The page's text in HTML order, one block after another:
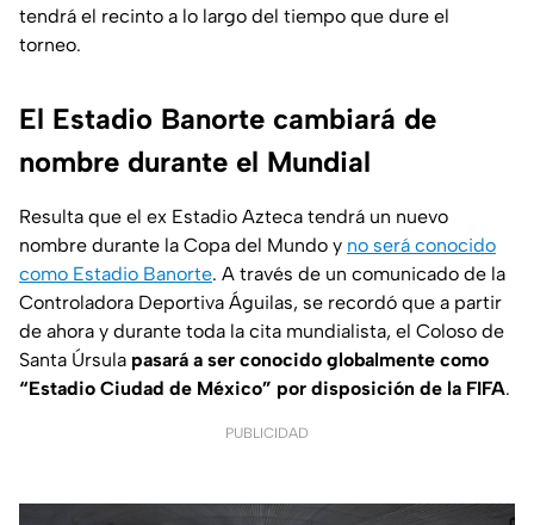
tendrá el recinto a lo largo del tiempo que dure el
torneo.
El Estadio Banorte cambiará de
nombre durante el Mundial
Resulta que el ex Estadio Azteca tendrá un nuevo
nombre durante la Copa del Mundo y no será conocido
como Estadio Banorte. A través de un comunicado de la
Controladora Deportiva Águilas, se recordó que a partir
de ahora y durante toda la cita mundialista, el Coloso de
Santa Úrsula pasará a ser conocido globalmente como
“Estadio Ciudad de México” por disposición de la FIFA.
PUBLICIDAD